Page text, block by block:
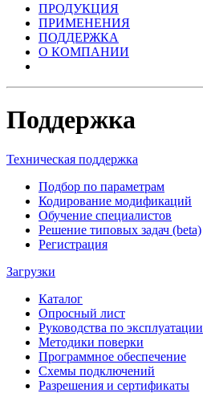
ПРОДУКЦИЯ
ПРИМЕНЕНИЯ
ПОДДЕРЖКА
О КОМПАНИИ
Поддержка
Техническая поддержка
Подбор по параметрам
Кодирование модификаций
Обучение специалистов
Решение типовых задач (beta)
Регистрация
Загрузки
Каталог
Опросный лист
Руководства по эксплуатации
Методики поверки
Программное обеспечение
Схемы подключений
Разрешения и сертификаты